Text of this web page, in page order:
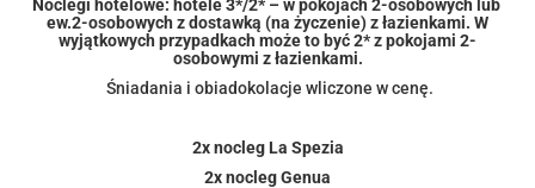
Noclegi hotelowe: hotele 3*/2* – w pokojach 2-osobowych lub
ew.2-osobowych z dostawką (na życzenie) z łazienkami. W
wyjątkowych przypadkach może to być 2* z pokojami 2-
osobowymi z łazienkami.
Śniadania i obiadokolacje wliczone w cenę.
2x nocleg La Spezia
2x nocleg Genua